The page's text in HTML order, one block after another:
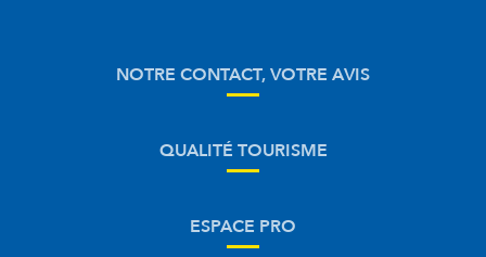
NOTRE CONTACT, VOTRE AVIS
QUALITÉ TOURISME
ESPACE PRO